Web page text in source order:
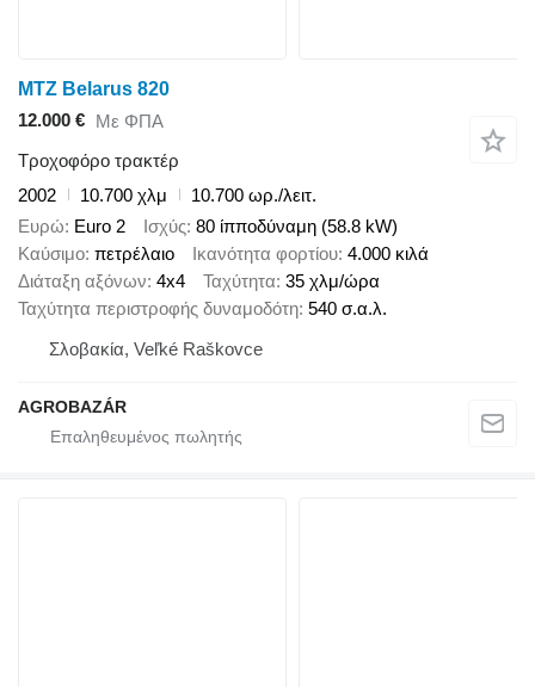
MTZ Belarus 820
12.000 € Με ΦΠΑ
Τροχοφόρο τρακτέρ
2002
10.700 χλμ
10.700 ωρ./λειτ.
Ευρώ Euro 2 Ισχύς 80 ίπποδύναμη (58.8 kW)
Καύσιμο πετρέλαιο Ικανότητα φορτίου 4.000 κιλά
Διάταξη αξόνων 4x4 Ταχύτητα 35 χλμ/ώρα
Ταχύτητα περιστροφής δυναμοδότη 540 σ.α.λ.
Σλοβακία, Veľké Raškovce
AGROBAZÁR